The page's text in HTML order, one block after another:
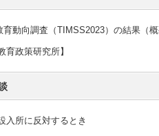
育動向調査（TIMSS2023）の結果（概
育政策研究所】
入所に反対するとき